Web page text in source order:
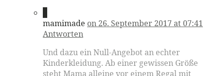
mamimade on 26. September 2017 at 07:41
Antworten
Und dazu ein Null-Angebot an echter
Kinderkleidung. Ab einer gewissen Größe
steht Mama alleine vor einem Regal mit